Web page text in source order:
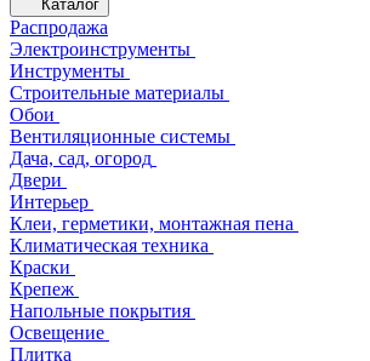
Каталог
Распродажа
Электроинструменты
Инструменты
Строительные материалы
Обои
Вентиляционные системы
Дача, сад, огород
Двери
Интерьер
Клеи, герметики, монтажная пена
Климатическая техника
Краски
Крепеж
Напольные покрытия
Освещение
Плитка